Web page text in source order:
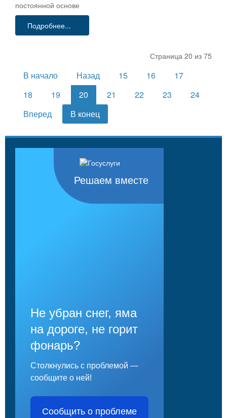
постоянной основе
Подробнее...
Страница 20 из 75
В начало Назад 15 16
17
18
19 20 21 22 23
24
Вперед
В конец
Решаем вместе
Не убран снег, яма
на дороге, не горит
фонарь?
Столкнулись с проблемой —
сообщите о ней!
Сообщить о проблеме